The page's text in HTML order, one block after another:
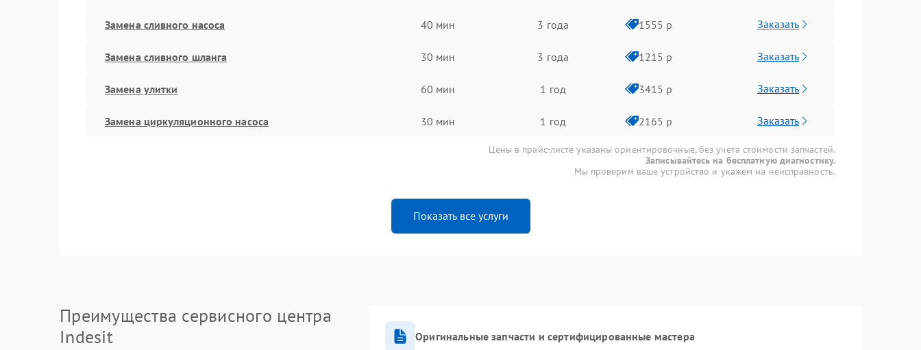
Замена сливного насоса 40 мин 3 года 1555 р Заказать
Замена сливного шланга 30 мин 3 года 1215 р Заказать
Замена улитки 60 мин 1 год 3415 р Заказать
Замена циркуляционного насоса 30 мин 1 год 2165 р Заказать
Цены в прайс-листе указаны ориентировочные, без учета стоимости запчастей.
Записывайтесь на бесплатную диагностику.
Мы проверим ваше устройство и укажем на неисправность.
Показать все услуги
Преимущества сервисного центра
Indesit
Оригинальные запчасти и сертифицированные мастера